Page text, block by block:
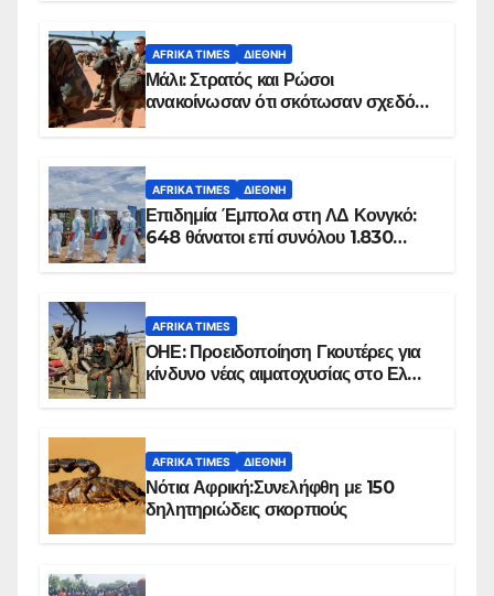
AFRIKA TIMES ΔΙΕΘΝΉ
Μάλι: Στρατός και Ρώσοι
ανακοίνωσαν ότι σκότωσαν σχεδόν
AFRIKA TIMES ΔΙΕΘΝΉ
Επιδημία Έμπολα στη ΛΔ Κονγκό:
648 θάνατοι επί συνόλου 1.830
AFRIKA TIMES
ΟΗΕ: Προειδοποίηση Γκουτέρες για
κίνδυνο νέας αιματοχυσίας στο Ελ
AFRIKA TIMES ΔΙΕΘΝΉ
Νότια Αφρική:Συνελήφθη με 150
δηλητηριώδεις σκορπιούς